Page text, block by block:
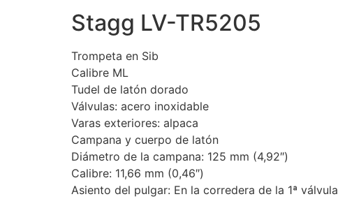
Stagg LV-TR5205
Trompeta en Sib
Calibre ML
Tudel de latón dorado
Válvulas: acero inoxidable
Varas exteriores: alpaca
Campana y cuerpo de latón
Diámetro de la campana: 125 mm (4,92″)
Calibre: 11,66 mm (0,46″)
Asiento del pulgar: En la corredera de la 1ª válvula